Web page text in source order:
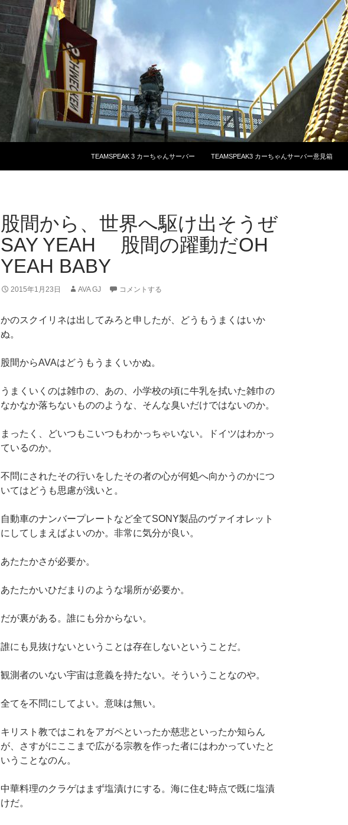
TEAMSPEAK 3 カーちゃんサーバー
TEAMSPEAK3 カーちゃんサーバー意見箱
股間から、世界へ駆け出そうぜ
SAY YEAH 股間の躍動だOH
YEAH BABY
2015年1月23日 AVA GJ コメントする
かのスクイリネは出してみろと申したが、どうもうまくはいか
ぬ。
股間からAVAはどうもうまくいかぬ。
うまくいくのは雑巾の、あの、小学校の頃に牛乳を拭いた雑巾の
なかなか落ちないもののような、そんな臭いだけではないのか。
まったく、どいつもこいつもわかっちゃいない。ドイツはわかっ
ているのか。
不問にされたその行いをしたその者の心が何処へ向かうのかにつ
いてはどうも思慮が浅いと。
自動車のナンバープレートなど全てSONY製品のヴァイオレット
にしてしまえばよいのか。非常に気分が良い。
あたたかさが必要か。
あたたかいひだまりのような場所が必要か。
だが裏がある。誰にも分からない。
誰にも見抜けないということは存在しないということだ。
観測者のいない宇宙は意義を持たない。そういうことなのや。
全てを不問にしてよい。意味は無い。
キリスト教ではこれをアガペといったか慈悲といったか知らん
が、さすがにここまで広がる宗教を作った者にはわかっていたと
いうことなのん。
中華料理のクラゲはまず塩漬けにする。海に住む時点で既に塩漬
けだ。